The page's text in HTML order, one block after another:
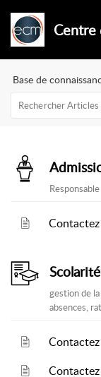
Centre
Base de
Scolarité
gestion de
absences,